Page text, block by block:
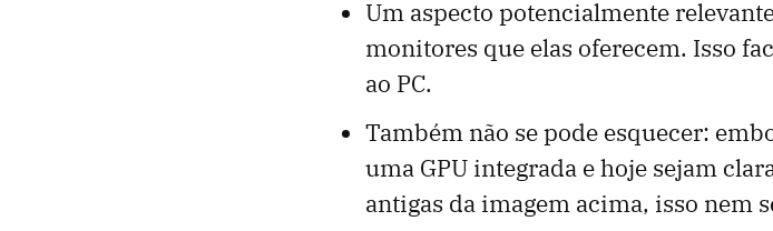
Um aspecto potencialmente
monitores que elas oferecem. Isso
ao PC.
Também não se pode esquecer:
uma GPU integrada e hoje sejam
antigas da imagem acima, isso nem